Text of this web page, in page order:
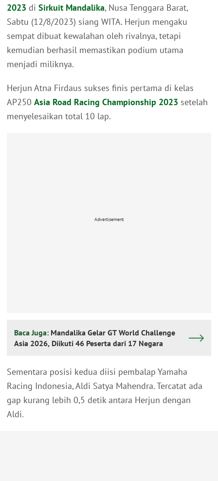
2023 di Sirkuit Mandalika, Nusa Tenggara Barat,
Sabtu (12/8/2023) siang WITA. Herjun mengaku
sempat dibuat kewalahan oleh rivalnya, tetapi
kemudian berhasil memastikan podium utama
menjadi miliknya.
Herjun Atna Firdaus sukses finis pertama di kelas
AP250 Asia Road Racing Championship 2023 setelah
menyelesaikan total 10 lap.
Advertisement
Baca Juga: Mandalika Gelar GT World Challenge
Asia 2026, Diikuti 46 Peserta dari 17 Negara
Sementara posisi kedua diisi pembalap Yamaha
Racing Indonesia, Aldi Satya Mahendra. Tercatat ada
gap kurang lebih 0,5 detik antara Herjun dengan
Aldi.